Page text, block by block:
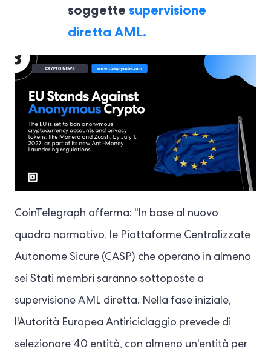
soggette supervisione
diretta AML.
CoinTelegraph afferma: "In base al nuovo
quadro normativo, le Piattaforme Centralizzate
Autonome Sicure (CASP) che operano in almeno
sei Stati membri saranno sottoposte a
supervisione AML diretta. Nella fase iniziale,
l'Autorità Europea Antiriciclaggio prevede di
selezionare 40 entità, con almeno un'entità per